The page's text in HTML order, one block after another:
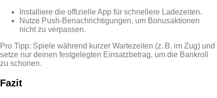
Installiere die offizielle App für schnellere Ladezeiten.
Nutze Push‑Benachrichtigungen, um Bonusaktionen
nicht zu verpassen.
Pro Tipp: Spiele während kurzer Wartezeiten (z. B. im Zug) und
setze nur deinen festgelegten Einsatzbetrag, um die Bankroll
zu schonen.
Fazit